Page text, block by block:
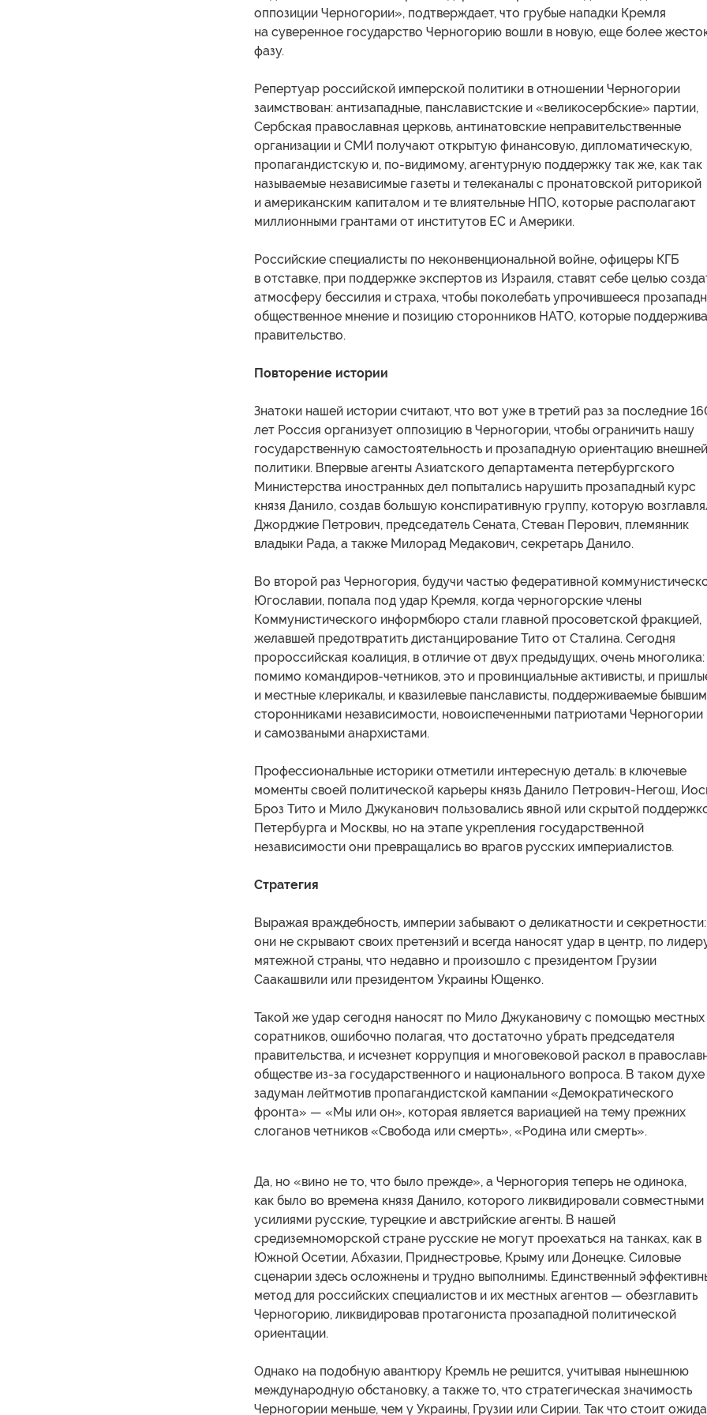
оппозиции Черногории», подтверждает, что грубые нападки Кремля
на суверенное государство Черногорию вошли в новую, еще более
фазу.
Репертуар российской имперской политики в отношении Черногории
заимствован: антизападные, панславистские и «великосербские» партии,
Сербская православная церковь, антинатовские неправительственные
организации и СМИ получают открытую финансовую, дипломатическую,
пропагандистскую и, по-видимому, агентурную поддержку так же, как так
называемые независимые газеты и телеканалы с пронатовской риторикой
и американским капиталом и те влиятельные НПО, которые располагают
миллионными грантами от институтов ЕС и Америки.
Российские специалисты по неконвенциональной войне, офицеры КГБ
в отставке, при поддержке экспертов из Израиля, ставят себе целью
атмосферу бессилия и страха, чтобы поколебать упрочившееся
общественное мнение и позицию сторонников НАТО, которые
правительство.
Повторение истории
Знатоки нашей истории считают, что вот уже в третий раз за последние
лет Россия организует оппозицию в Черногории, чтобы ограничить нашу
государственную самостоятельность и прозападную ориентацию внешней
политики. Впервые агенты Азиатского департамента петербургского
Министерства иностранных дел попытались нарушить прозападный курс
князя Данило, создав большую конспиративную группу, которую
Джорджие Петрович, председатель Сената, Стеван Перович, племянник
владыки Рада, а также Милорад Медакович, секретарь Данило.
Во второй раз Черногория, будучи частью федеративной
Югославии, попала под удар Кремля, когда черногорские члены
Коммунистического информбюро стали главной просоветской фракцией,
желавшей предотвратить дистанцирование Тито от Сталина. Сегодня
пророссийская коалиция, в отличие от двух предыдущих, очень многолика:
помимо командиров-четников, это и провинциальные активисты, и
и местные клерикалы, и квазилевые панслависты, поддерживаемые
сторонниками независимости, новоиспеченными патриотами Черногории
и самозваными анархистами.
Профессиональные историки отметили интересную деталь: в ключевые
моменты своей политической карьеры князь Данило Петрович-Негош,
Броз Тито и Мило Джуканович пользовались явной или скрытой
Петербурга и Москвы, но на этапе укрепления государственной
независимости они превращались во врагов русских империалистов.
Стратегия
Выражая враждебность, империи забывают о деликатности и секретности:
они не скрывают своих претензий и всегда наносят удар в центр, по
мятежной страны, что недавно и произошло с президентом Грузии
Саакашвили или президентом Украины Ющенко.
Такой же удар сегодня наносят по Мило Джукановичу с помощью местных
соратников, ошибочно полагая, что достаточно убрать председателя
правительства, и исчезнет коррупция и многовековой раскол в
обществе из-за государственного и национального вопроса. В таком духе
задуман лейтмотив пропагандистской кампании «Демократического
фронта» — «Мы или он», которая является вариацией на тему прежних
слоганов четников «Свобода или смерть», «Родина или смерть».
Да, но «вино не то, что было прежде», а Черногория теперь не одинока,
как было во времена князя Данило, которого ликвидировали совместными
усилиями русские, турецкие и австрийские агенты. В нашей
средиземноморской стране русские не могут проехаться на танках, как в
Южной Осетии, Абхазии, Приднестровье, Крыму или Донецке. Силовые
сценарии здесь осложнены и трудно выполнимы. Единственный
метод для российских специалистов и их местных агентов — обезглавить
Черногорию, ликвидировав протагониста прозападной политической
ориентации.
Однако на подобную авантюру Кремль не решится, учитывая нынешнюю
международную обстановку, а также то, что стратегическая значимость
Черногории меньше, чем у Украины, Грузии или Сирии. Так что стоит